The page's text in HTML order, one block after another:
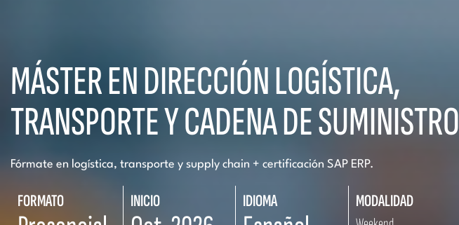
MÁSTER EN DIRECCIÓN LOGÍSTICA,
TRANSPORTE Y CADENA DE SUMINISTRO
Fórmate en logística, transporte y supply chain + certificación SAP ERP.
FORMATO INICIO IDIOMA MODALIDAD